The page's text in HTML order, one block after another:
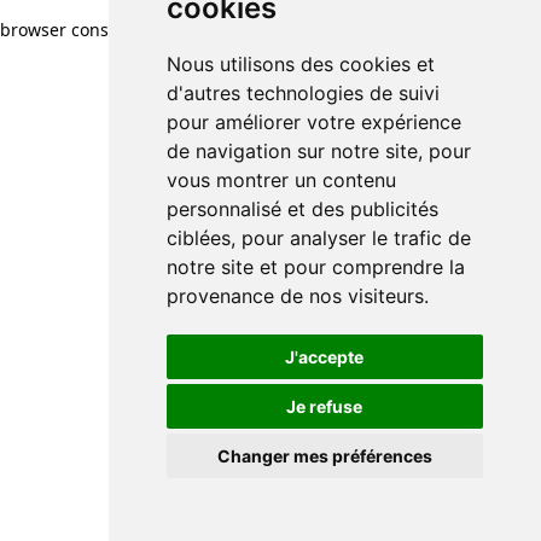
cookies
Nous utilisons des cookies et
d'autres technologies de suivi
pour améliorer votre expérience
de navigation sur notre site, pour
vous montrer un contenu
personnalisé et des publicités
ciblées, pour analyser le trafic de
notre site et pour comprendre la
provenance de nos visiteurs.
J'accepte
Je refuse
Changer mes préférences
browser console for more information)